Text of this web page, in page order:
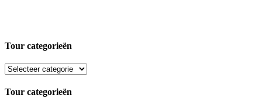
Tour categorieën
Tour categorieën